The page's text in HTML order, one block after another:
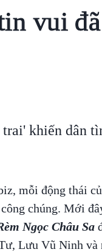
vui
khiến dân
mỗi động thái
chúng. Mới
Ngọc Châu Sa
Lưu Vũ Ninh